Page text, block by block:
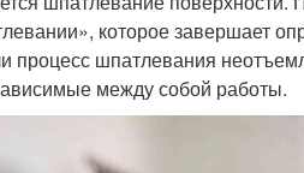
которое завершает
процесс шпатлевания
между собой работы.